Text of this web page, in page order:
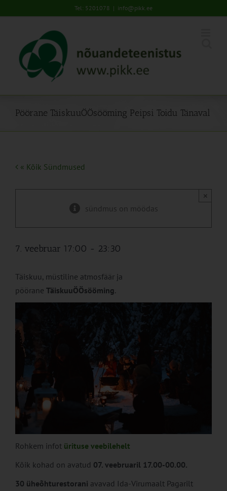
to
Tel: 5201078 | info@pikk.ee
Pöörane TäiskuuÖÖsööming Peipsi Toidu Tänaval
« Kõik Sündmused
sündmus on möödas
×
7. veebruar 17:00 - 23:30
Täiskuu, müstiline atmosfäär ja
pöörane TäiskuuÖÖsööming.
Rohkem infot ürituse veebilehelt
Kõik kohad on avatud 07. veebruaril 17.00-00.00.
30 üheõhturestorani avavad Ida-Virumaalt Pagarilt